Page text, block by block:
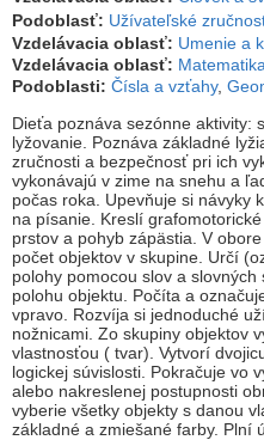
Podoblasť: Užívateľské
Vzdelávacia oblasť: Umenie a
Vzdelávacia oblasť:
Podoblasti: Čísla a vzťahy,
Dieťa poznáva sezónne aktivity:
lyžovanie. Poznáva základné
zručnosti a bezpečnosť pri ich
vykonávajú v zime na snehu a
počas roka. Upevňuje si návyky
na písanie. Kreslí
prstov a pohyb zápästia. V
počet objektov v skupine. Určí
polohy pomocou slov a
polohu objektu. Počíta a
vpravo. Rozvíja si jednoduché
nožnicami. Zo skupiny objektov
vlastnosťou ( tvar). Vytvorí
logickej súvislosti. Pokračuje vo
alebo nakreslenej postupnosti
vyberie všetky objekty s danou
základné a zmiešané farby. Plní